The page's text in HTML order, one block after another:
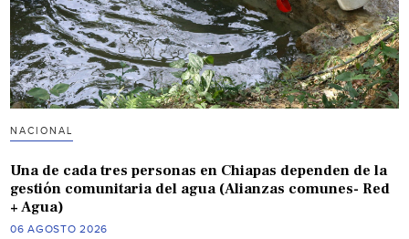
NACIONAL
Una de cada tres personas en Chiapas dependen de la
gestión comunitaria del agua (Alianzas comunes- Red
+ Agua)
06 AGOSTO 2026